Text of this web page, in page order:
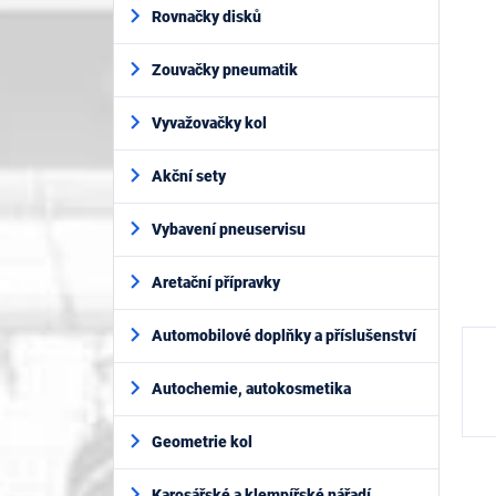
í
e
Rovnačky disků
Zouvačky pneumatik
Vyvažovačky kol
Akční sety
Vybavení pneuservisu
Aretační přípravky
Automobilové doplňky a příslušenství
Autochemie, autokosmetika
Geometrie kol